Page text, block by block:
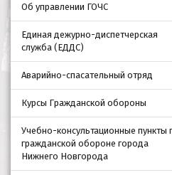
Об управлении ГОЧС
Единая дежурно-диспетчерская
служба (ЕДДС)
Аварийно-спасательный отряд
Курсы Гражданской обороны
Учебно-консультационные пункты
гражданской обороне города
Нижнего Новгорода